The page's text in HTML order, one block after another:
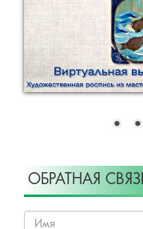
ОБРАТНАЯ